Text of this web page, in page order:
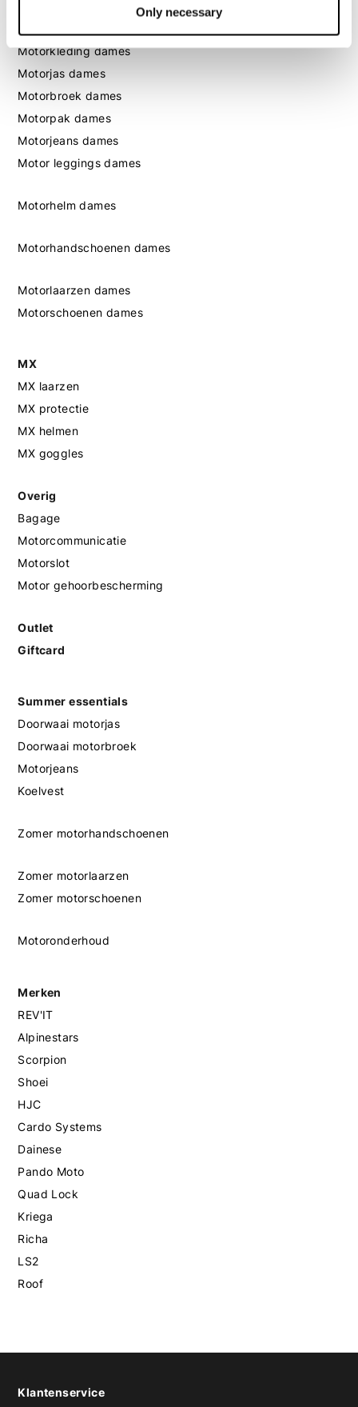
Only necessary
Motorkleding dames
Motorjas dames
Motorbroek dames
Motorpak dames
Motorjeans dames
Motor leggings dames
Motorhelm dames
Motorhandschoenen dames
Motorlaarzen dames
Motorschoenen dames
MX
MX laarzen
MX protectie
MX helmen
MX goggles
Overig
Bagage
Motorcommunicatie
Motorslot
Motor gehoorbescherming
Outlet
Giftcard
Summer essentials
Doorwaai motorjas
Doorwaai motorbroek
Motorjeans
Koelvest
Zomer motorhandschoenen
Zomer motorlaarzen
Zomer motorschoenen
Motoronderhoud
Merken
REV'IT
Alpinestars
Scorpion
Shoei
HJC
Cardo Systems
Dainese
Pando Moto
Quad Lock
Kriega
Richa
LS2
Roof
Klantenservice